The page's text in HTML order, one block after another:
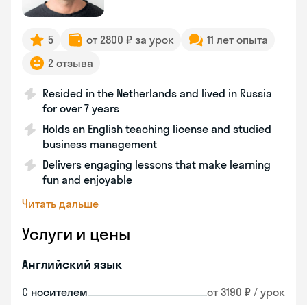
5 от 2800 ₽ за урок
11 лет опыта
2 отзыва
Resided in the Netherlands and lived in Russia
for over 7 years
Holds an English teaching license and studied
business management
Delivers engaging lessons that make learning
fun and enjoyable
Читать дальше
Услуги и цены
Английский язык
С носителем от 3190 ₽ / урок